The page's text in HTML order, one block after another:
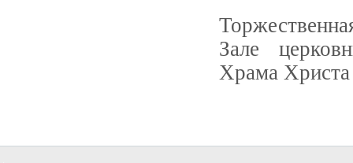
Зале
Храма Христа